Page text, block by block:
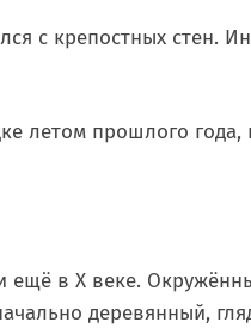
с крепостных стен.
летом прошлого
ещё в X веке.
деревянный,